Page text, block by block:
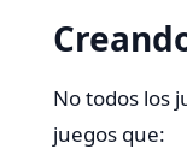
No todos los
juegos que: